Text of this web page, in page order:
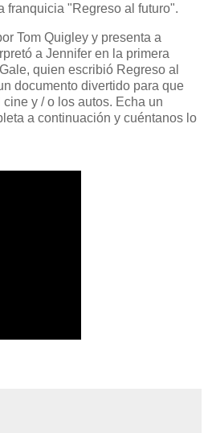
franquicia "Regreso al futuro".
Tom Quigley y presenta a
a Jennifer en la primera
quien escribió Regreso al
documento divertido para que
y / o los autos. Echa un
a continuación y cuéntanos lo